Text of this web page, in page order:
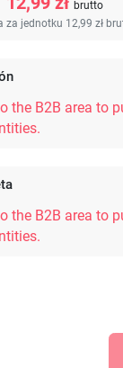
brutto
za jednotku 12,99 zł
the B2B area to
the B2B area to